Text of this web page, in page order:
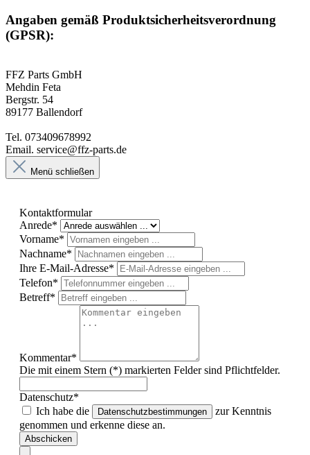
Angaben gemäß Produktsicherheitsverordnung
(GPSR):
FFZ Parts GmbH
Mehdin Feta
Bergstr. 54
89177 Ballendorf
Tel. 073409678992
Email. service@ffz-parts.de
Menü schließen
Kontaktformular
Anrede*
Vorname*
Nachname*
Ihre E-Mail-Adresse*
Telefon*
Betreff*
Kommentar*
Die mit einem Stern (*) markierten Felder sind Pflichtfelder.
Datenschutz*
Ich habe die
Datenschutzbestimmungen
zur Kenntnis
genommen und erkenne diese an.
Abschicken